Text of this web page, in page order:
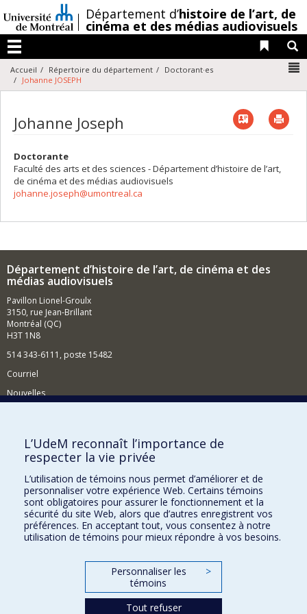
au
contenu
/Département d’histoire de l’art, de
cinéma et des médias audiovisuels
Menu
Liens
Accueil Répertoire du département
Doctorant·es
Johanne JOSEPH
Johanne Joseph Vcard
Doctorante
Faculté des arts et des sciences - Département d’histoire de l’art,
de cinéma et des médias audiovisuels
johanne.joseph@umontreal.ca
Département d’histoire de l’art, de cinéma et des
médias audiovisuels
Pavillon Lionel-Groulx
3150, rue Jean-Brillant
Montréal (QC)
H3T 1N8
514 343-6111, poste 15482
Courriel
Nouvelles
Comment soutenir le Département?
BESOIN D'AIDE?
Plan du site
Signaler une erreur
Accessibilité
FACULTÉ DES ARTS ET DES SCIENCES
Nos départements et écoles
L’UdeM reconnaît l’importance de
respecter la vie privée
L’utilisation de témoins nous permet d’améliorer et de
personnaliser votre expérience Web. Certains témoins
sont obligatoires pour assurer le fonctionnement et la
sécurité du site Web, alors que d’autres enregistrent vos
préférences. En acceptant tout, vous consentez à notre
utilisation de témoins pour mieux répondre à vos besoins.
Personnaliser les
témoins
>
Tout refuser